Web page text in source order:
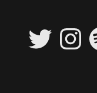
Twitter Instagram